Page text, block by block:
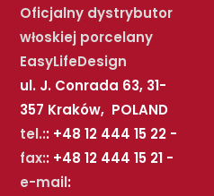
Oficjalny dystrybutor
włoskiej porcelany
EasyLifeDesign
ul. J. Conrada 63, 31-
357 Kraków, POLAND
tel.:: +48 12 444 15 22 -
fax:: +48 12 444 15 21 -
e-mail: